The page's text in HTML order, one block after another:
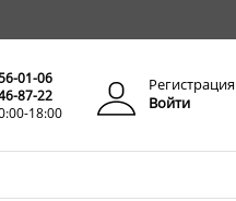
01-06
87-22
18:00
Регистрация
Войти